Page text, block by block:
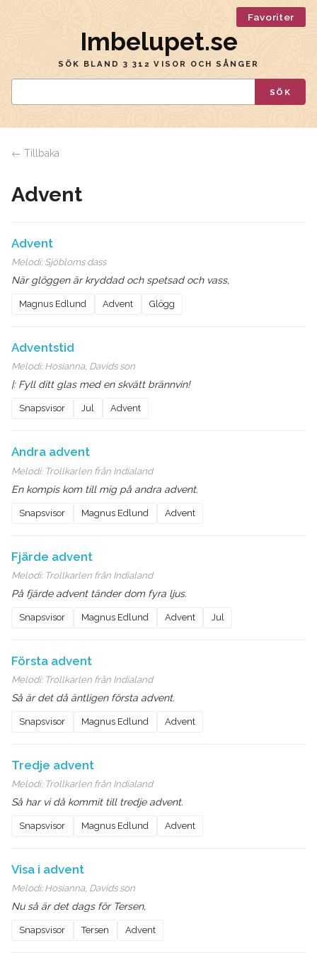
Favoriter
Imbelupet.se
SÖK BLAND 3 312 VISOR OCH SÅNGER
SÖK
← Tillbaka
Advent
Advent
Melodi: Sjöbloms dass
När glöggen är kryddad och spetsad och vass,
Magnus Edlund Advent Glögg
Adventstid
Melodi: Hosianna, Davids son
|: Fyll ditt glas med en skvätt brännvin!
Snapsvisor Jul Advent
Andra advent
Melodi: Trollkarlen från Indialand
En kompis kom till mig på andra advent.
Snapsvisor Magnus Edlund Advent
Fjärde advent
Melodi: Trollkarlen från Indialand
På fjärde advent tänder dom fyra ljus.
Snapsvisor Magnus Edlund Advent Jul
Första advent
Melodi: Trollkarlen från Indialand
Så är det då äntligen första advent.
Snapsvisor Magnus Edlund Advent
Tredje advent
Melodi: Trollkarlen från Indialand
Så har vi då kommit till tredje advent.
Snapsvisor Magnus Edlund Advent
Visa i advent
Melodi: Hosianna, Davids son
Nu så är det dags för Tersen,
Snapsvisor Tersen Advent